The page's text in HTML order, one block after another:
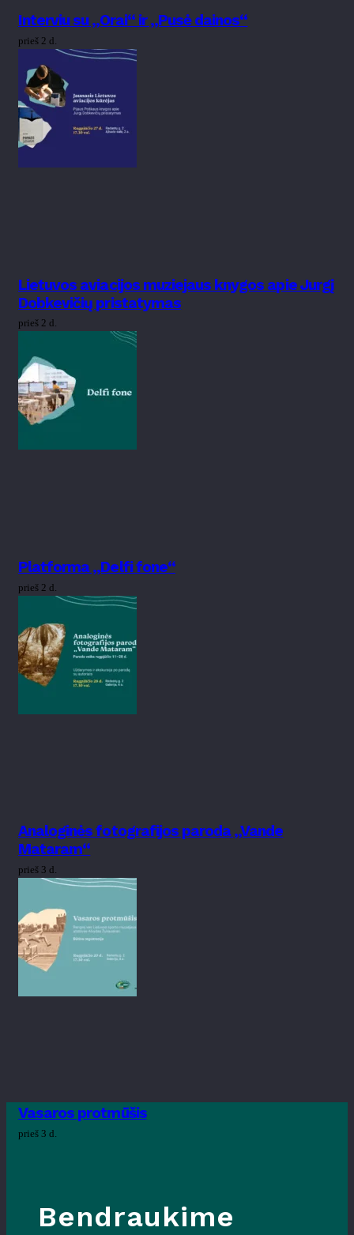
Interviu su „Orai“ ir „Pusė dainos“
prieš 2 d.
Lietuvos aviacijos muziejaus knygos apie Jurgį
Dobkevičių pristatymas
prieš 2 d.
Platforma „Delfi fone“
prieš 2 d.
Analoginės fotografijos paroda „Vande
Mataram“
prieš 3 d.
Vasaros protmūšis
prieš 3 d.
Bendraukime